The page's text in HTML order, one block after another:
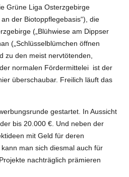
Grüne Liga Osterzgebirge
der Biotoppflegebasis“), die
(„Blühwiese am Dippser
(„Schlüsselblümchen öffnen
zu den meist nervtötenden,
normalen Fördermittelei ist der
überschaubar. Freilich läuft das
gestartet. In Aussicht
bis 20.000 €. Und neben der
mit Geld für deren
kann man sich diesmal auch für
nachträglich prämieren